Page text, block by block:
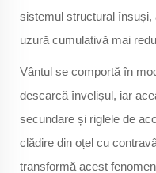
sistemul structural
uzură cumulativă mai
Vântul se comportă în
descarcă învelișul, iar
secundare și riglele de
clădire din oțel cu
transformă acest